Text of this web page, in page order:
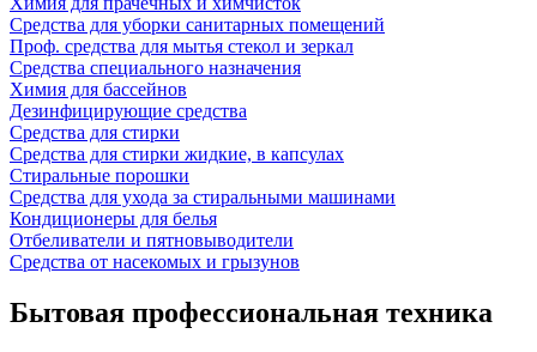
Средства для уборки санитарных помещений
Проф. средства для мытья стекол и зеркал
Средства специального назначения
Химия для бассейнов
Дезинфицирующие средства
Средства для стирки
Средства для стирки жидкие, в капсулах
Стиральные порошки
Средства для ухода за стиральными машинами
Кондиционеры для белья
Отбеливатели и пятновыводители
Средства от насекомых и грызунов
Бытовая профессиональная техника